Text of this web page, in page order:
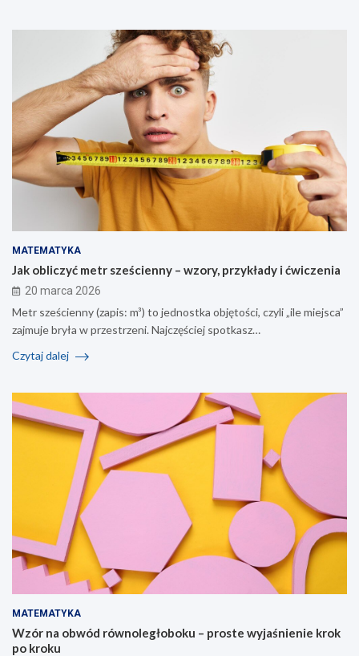
MATEMATYKA
Jak obliczyć metr sześcienny – wzory, przykłady i ćwiczenia
20 marca 2026
Metr sześcienny (zapis: m³) to jednostka objętości, czyli „ile miejsca”
zajmuje bryła w przestrzeni. Najczęściej spotkasz…
Czytaj dalej
MATEMATYKA
Wzór na obwód równoległoboku – proste wyjaśnienie krok
po kroku